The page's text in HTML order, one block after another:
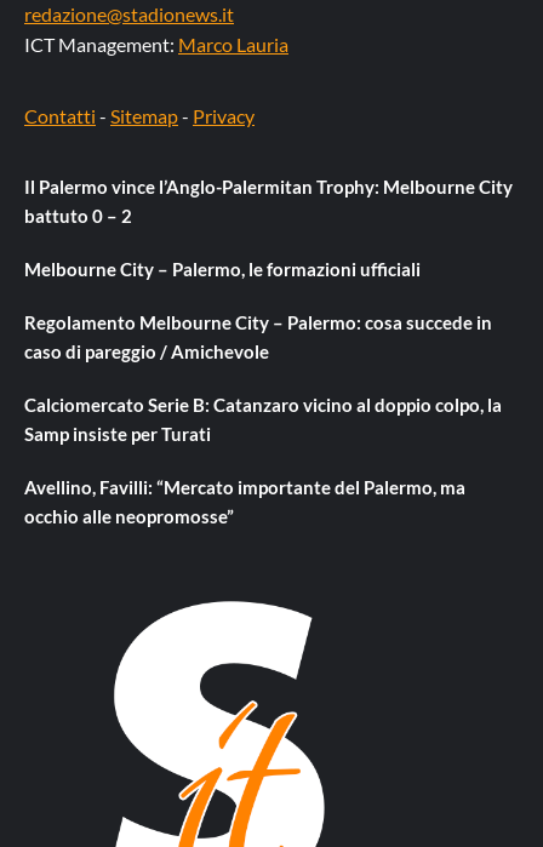
redazione@stadionews.it
ICT Management: Marco Lauria
Contatti - Sitemap- Privacy
Il Palermo vince l’Anglo-Palermitan Trophy: Melbourne City
battuto 0 – 2
Melbourne City – Palermo, le formazioni ufficiali
Regolamento Melbourne City – Palermo: cosa succede in
caso di pareggio / Amichevole
Calciomercato Serie B: Catanzaro vicino al doppio colpo, la
Samp insiste per Turati
Avellino, Favilli: “Mercato importante del Palermo, ma
occhio alle neopromosse”